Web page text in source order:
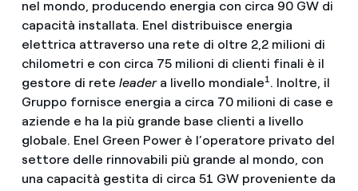
nel mondo, producendo energia con circa 90 GW di
capacità installata. Enel distribuisce energia
elettrica attraverso una rete di oltre 2,2 milioni di
chilometri e con circa 75 milioni di clienti finali è il
gestore di rete leadera livello mondiale1. Inoltre, il
Gruppo fornisce energia a circa 70 milioni di case e
aziende e ha la più grande base clienti a livello
globale. Enel Green Power è l’operatore privato del
settore delle rinnovabili più grande al mondo, con
una capacità gestita di circa 51 GW proveniente da